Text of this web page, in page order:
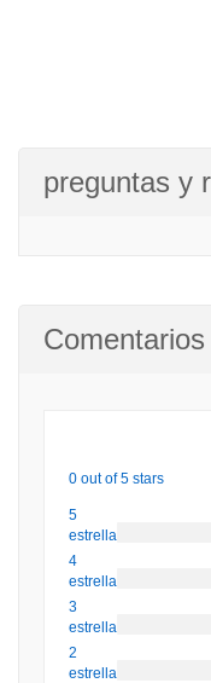
preguntas y
0 out of 5 stars
5
estrellas
4
estrellas
3
estrellas
2
estrellas